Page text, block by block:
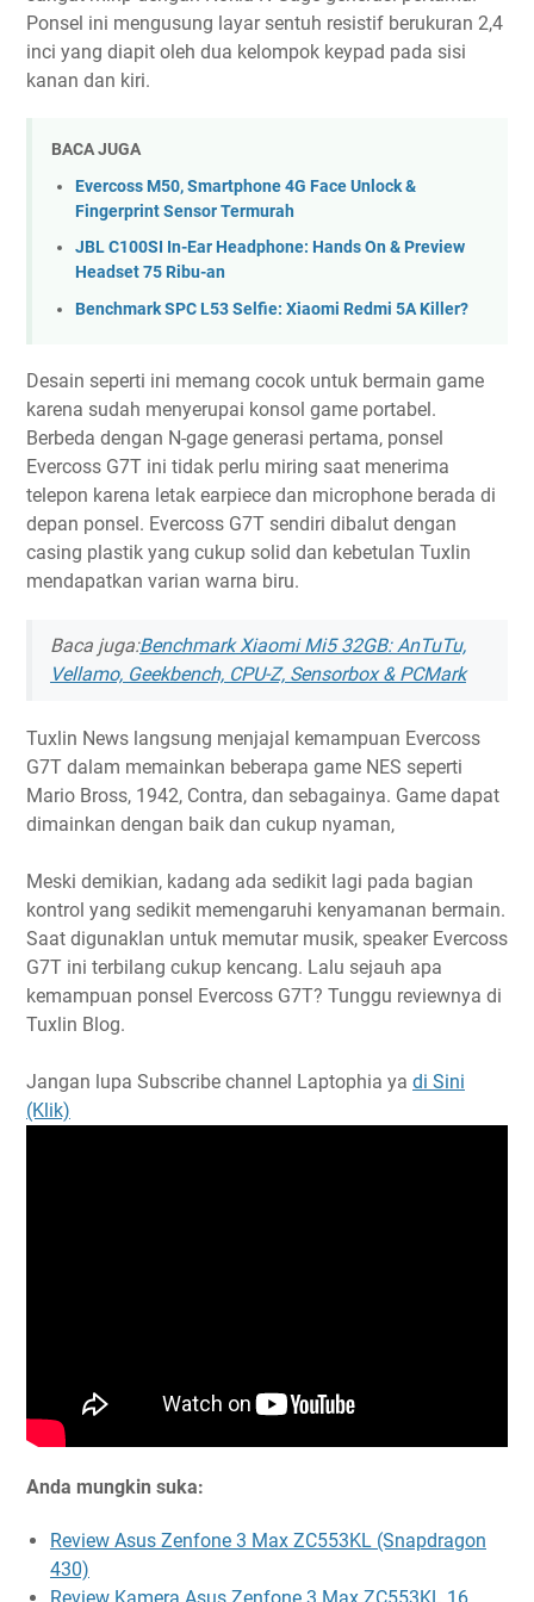
Ponsel ini mengusung layar sentuh resistif berukuran 2,4
inci yang diapit oleh dua kelompok keypad pada sisi
kanan dan kiri.
BACA JUGA
Evercoss M50, Smartphone 4G Face Unlock &
Fingerprint Sensor Termurah
JBL C100SI In-Ear Headphone: Hands On & Preview
Headset 75 Ribu-an
Benchmark SPC L53 Selfie: Xiaomi Redmi 5A Killer?
Desain seperti ini memang cocok untuk bermain game
karena sudah menyerupai konsol game portabel.
Berbeda dengan N-gage generasi pertama, ponsel
Evercoss G7T ini tidak perlu miring saat menerima
telepon karena letak earpiece dan microphone berada di
depan ponsel. Evercoss G7T sendiri dibalut dengan
casing plastik yang cukup solid dan kebetulan Tuxlin
mendapatkan varian warna biru.
Baca juga:Benchmark Xiaomi Mi5 32GB: AnTuTu,
Vellamo, Geekbench, CPU-Z, Sensorbox & PCMark
Tuxlin News langsung menjajal kemampuan Evercoss
G7T dalam memainkan beberapa game NES seperti
Mario Bross, 1942, Contra, dan sebagainya. Game dapat
dimainkan dengan baik dan cukup nyaman,
Meski demikian, kadang ada sedikit lagi pada bagian
kontrol yang sedikit memengaruhi kenyamanan bermain.
Saat digunaklan untuk memutar musik, speaker Evercoss
G7T ini terbilang cukup kencang. Lalu sejauh apa
kemampuan ponsel Evercoss G7T? Tunggu reviewnya di
Tuxlin Blog.
Jangan lupa Subscribe channel Laptophia ya di Sini
(Klik)
Anda mungkin suka:
Review Asus Zenfone 3 Max ZC553KL (Snapdragon
430)